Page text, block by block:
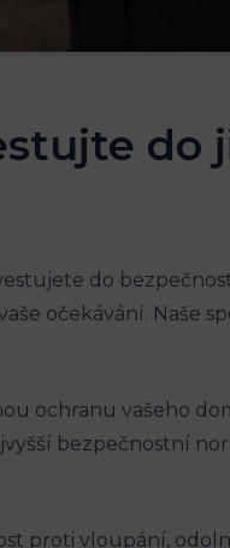
do
do
očekávání. Naše
ochranu vašeho
bezpečnostní
proti vloupání,